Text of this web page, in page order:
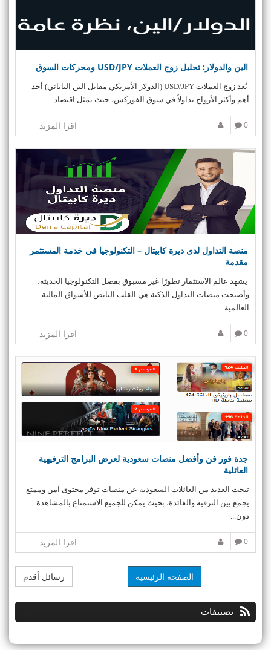
الين والدولار: تحليل زوج العملات USD/JPY ومحركات السوق
يُعد زوج العملات USD/JPY (الدولار الأمريكي مقابل الين الياباني) أحد
أهم وأكثر الأزواج تداولاً في سوق الفوركس، حيث يمثل اقتصاد...
اقرا المزيد 0
منصة التداول لدى ديرة كابيتال – التكنولوجيا في خدمة المستثمر
مقدمة
يشهد عالم الاستثمار تطورًا غير مسبوق بفضل التكنولوجيا الحديثة،
وأصبحت منصات التداول الذكية هي القلب النابض للأسواق المالية
العالمية....
اقرا المزيد 0
جدة فور فن وأفضل منصات سعودية لعرض البرامج الترفيهية
العائلية
تبحث العديد من العائلات السعودية عن منصات توفر محتوى آمن وممتع
يجمع بين الترفيه والفائدة، بحيث يمكن للجميع الاستمتاع بالمشاهدة
دون...
اقرا المزيد 0
رسائل أقدم الصفحة الرئيسية
تصنيفات